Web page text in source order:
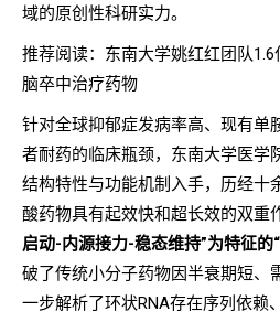
域的原创性科研实力。
推荐阅读：东南大学姚红红团队
脑卒中治疗药物
针对全球抑郁症发病率高、现有单
者耐药的临床瓶颈，东南大学医学
结构特性与功能机制入手，历经十
酸药物具有起效快和超长效的双重
启动-内源接力-稳态维持”为特征的
破了传统小分子药物因半衰期短、
一步解析了环状RNA存在序列依赖